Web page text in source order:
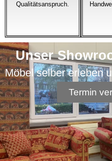
Qualitätsanspruch.
Unser
Möbel selber erleben
Termin